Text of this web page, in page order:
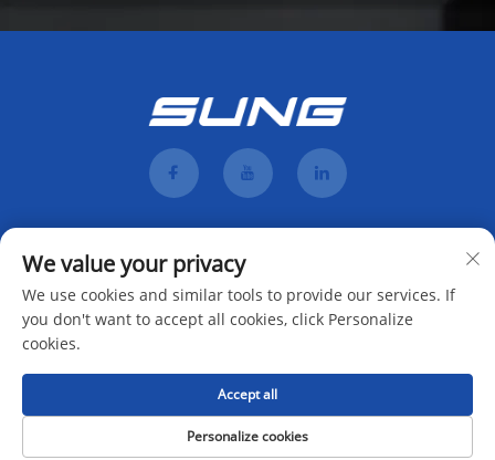
Privaatheidsbeleid
We value your privacy
We use cookies and similar tools to provide our services. If
you don't want to accept all cookies, click Personalize
cookies.
Personalize cookies
Accept all